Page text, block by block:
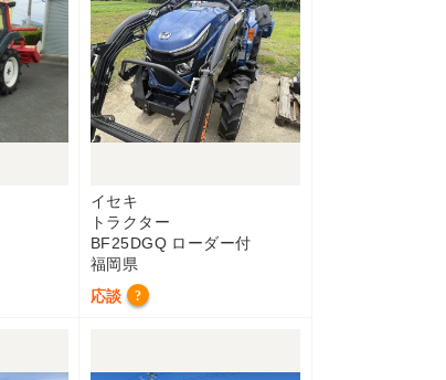
イセキ
トラクター
BF25DGQ ローダー付
福岡県
応談
?